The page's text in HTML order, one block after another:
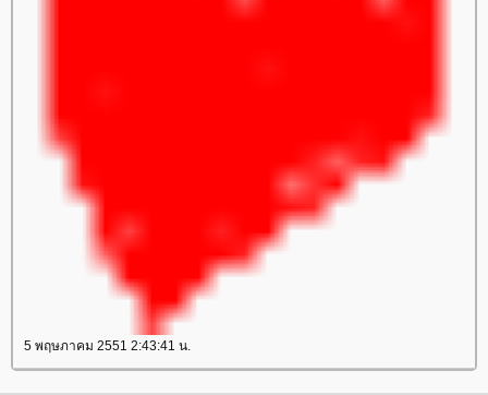
5 พฤษภาคม 2551 2:43:41 น.